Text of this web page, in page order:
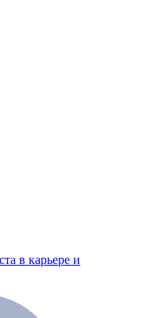
в карьере и